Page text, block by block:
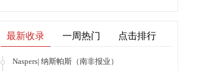
最新收录 一周热门 点击排行
Naspers| 纳斯帕斯（南非报业）